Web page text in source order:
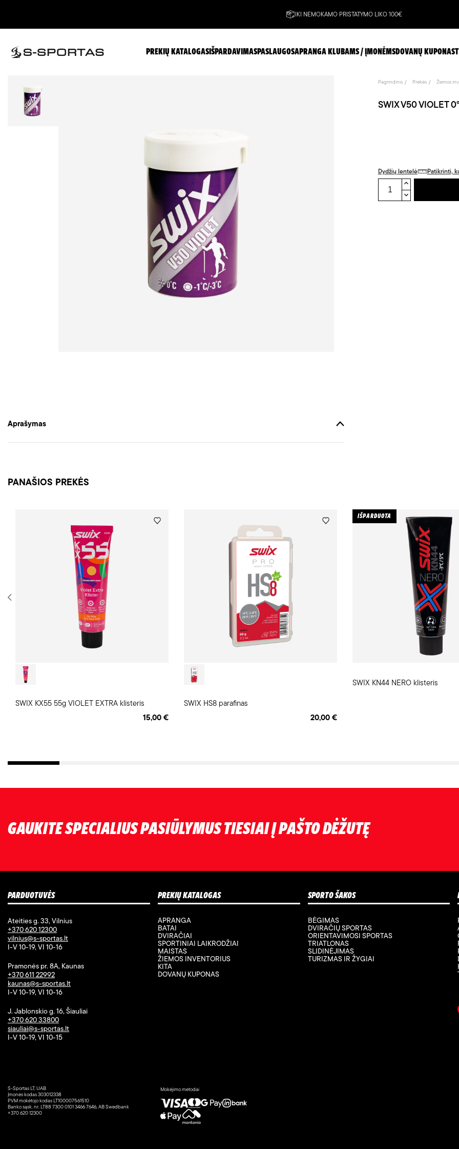
IKI NEMOKAMO PRISTATYMO LIKO 100€
PREKIŲ KATALOGASIŠPARDAVIMASPASLAUGOSAPRANGA KLUBAMS / ĮMONĖMSDOVANŲ KUPONAS
Aprašymas
Pagrindinis Prekės Žiemos
SWIX V50 VIOLET
Dydžių lentelė Patikrinti,
PANAŠIOS PREKĖS
SWIX KX55 55g VIOLET EXTRA klisteris
15,00 €
SWIX HS8 parafinas
20,00 €
SWIX KN44 NERO klisteris
IŠPARDUOTA
GAUKITE SPECIALIUS PASIŪLYMUS TIESIAI Į PAŠTO DĖŽUTĘ
PARDUOTUVĖS
Ateities g. 33, Vilnius
+370 620 12300
vilnius@s-sportas.lt
I-V 10-19, VI 10-16
Pramonės pr. 8A, Kaunas
+370 611 22992
kaunas@s-sportas.lt
I-V 10-19, VI 10-16
J. Jablonskio g. 16, Šiauliai
+370 620 33800
siauliai@s-sportas.lt
I-V 10-19, VI 10-15
PREKIŲ KATALOGAS
APRANGA
BATAI
DVIRAČIAI
SPORTINIAI LAIKRODŽIAI
MAISTAS
ŽIEMOS INVENTORIUS
KITA
DOVANŲ KUPONAS
SPORTO ŠAKOS
BĖGIMAS
DVIRAČIŲ SPORTAS
ORIENTAVIMOSI SPORTAS
TRIATLONAS
SLIDINĖJIMAS
TURIZMAS IR ŽYGIAI
S-Sportas LT, UAB
Įmonės kodas 303012338
PVM mokėtojo kodas LT100007561510
Banko sąsk. nr. LT88 7300 0101 3466 7646, AB Swedbank
+370 620 12300
Mokėjimo metodai